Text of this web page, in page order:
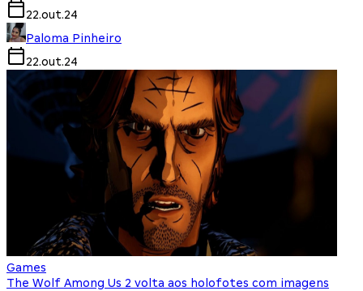
22.out.24
Paloma Pinheiro
22.out.24
Games
The Wolf Among Us 2 volta aos holofotes com imagens